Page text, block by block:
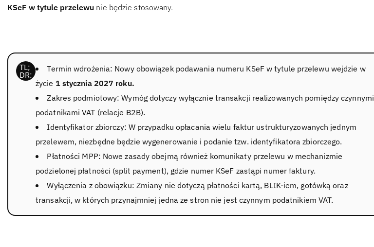
KSeF w tytule przelewu nie będzie stosowany.
Termin wdrożenia: Nowy obowiązek podawania numeru KSeF w tytule przelewu wejdzie w
życie 1 stycznia 2027 roku.
Zakres podmiotowy: Wymóg dotyczy wyłącznie transakcji realizowanych pomiędzy czynnymi
podatnikami VAT (relacje B2B).
Identyfikator zbiorczy: W przypadku opłacania wielu faktur ustrukturyzowanych jednym
przelewem, niezbędne będzie wygenerowanie i podanie tzw. identyfikatora zbiorczego.
Płatności MPP: Nowe zasady obejmą również komunikaty przelewu w mechanizmie
podzielonej płatności (split payment), gdzie numer KSeF zastąpi numer faktury.
Wyłączenia z obowiązku: Zmiany nie dotyczą płatności kartą, BLIK-iem, gotówką oraz
transakcji, w których przynajmniej jedna ze stron nie jest czynnym podatnikiem VAT.